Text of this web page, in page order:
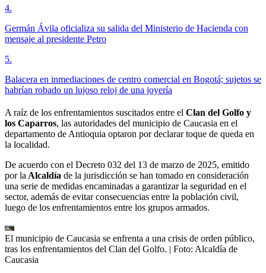
4.
Germán Ávila oficializa su salida del Ministerio de Hacienda con
mensaje al presidente Petro
5.
Balacera en inmediaciones de centro comercial en Bogotá; sujetos se
habrían robado un lujoso reloj de una joyería
A raíz de los enfrentamientos suscitados entre el Clan del Golfo y
los Caparros, las autoridades del municipio de Caucasia en el
departamento de Antioquia optaron por declarar toque de queda en
la localidad.
De acuerdo con el Decreto 032 del 13 de marzo de 2025, emitido
por la Alcaldía de la jurisdicción se han tomado en consideración
una serie de medidas encaminadas a garantizar la seguridad en el
sector, además de evitar consecuencias entre la población civil,
luego de los enfrentamientos entre los grupos armados.
El municipio de Caucasia se enfrenta a una crisis de orden público,
tras los enfrentamientos del Clan del Golfo. | Foto: Alcaldía de
Caucasia